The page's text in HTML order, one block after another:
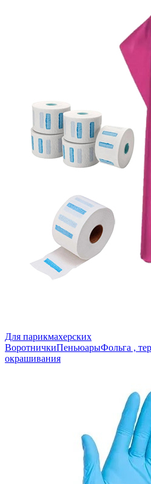
Для парикмахерских
ВоротничкиПеньюарыФольга ,
окрашивания